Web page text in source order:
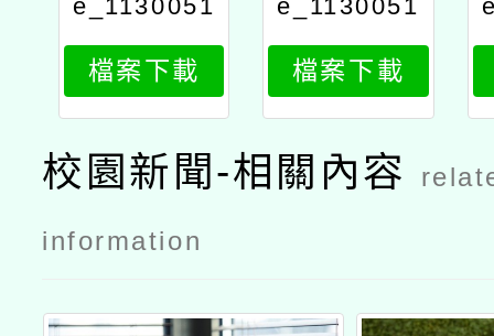
e_1130051
189_attach
1
檔案下載
e_1130051
189_attach
2
檔案下載
校園新聞-相關內容
information